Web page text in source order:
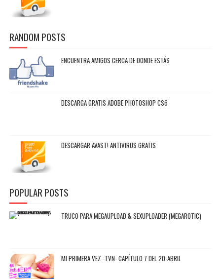
RANDOM POSTS
ENCUENTRA AMIGOS CERCA DE DONDE ESTÁS
DESCARGA GRATIS ADOBE PHOTOSHOP CS6
DESCARGAR AVAST! ANTIVIRUS GRATIS
POPULAR POSTS
TRUCO PARA MEGAUPLOAD & SEXUPLOADER (MEGAROTIC)
MI PRIMERA VEZ -TVN- CAPÍTULO 7 DEL 20-ABRIL